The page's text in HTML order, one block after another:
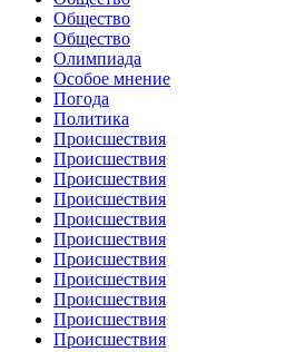
Общество
Общество
Олимпиада
Особое мнение
Погода
Политика
Происшествия
Происшествия
Происшествия
Происшествия
Происшествия
Происшествия
Происшествия
Происшествия
Происшествия
Происшествия
Происшествия